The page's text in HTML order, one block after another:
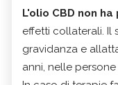
L'olio CBD non
effetti collaterali. Il
gravidanza e
anni, nelle